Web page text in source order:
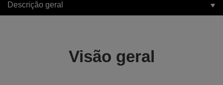
Descrição geral
Visão geral